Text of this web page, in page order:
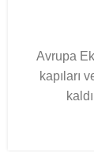
Avrupa
kapıları